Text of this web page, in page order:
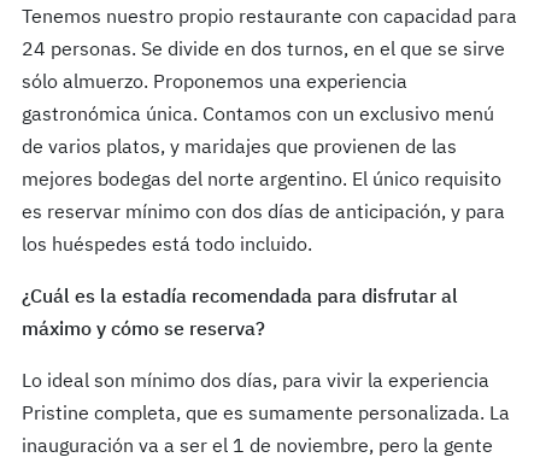
Tenemos nuestro propio restaurante con capacidad para
24 personas. Se divide en dos turnos, en el que se sirve
sólo almuerzo. Proponemos una experiencia
gastronómica única. Contamos con un exclusivo menú
de varios platos, y maridajes que provienen de las
mejores bodegas del norte argentino. El único requisito
es reservar mínimo con dos días de anticipación, y para
los huéspedes está todo incluido.
¿Cuál es la estadía recomendada para disfrutar al
máximo y cómo se reserva?
Lo ideal son mínimo dos días, para vivir la experiencia
Pristine completa, que es sumamente personalizada. La
inauguración va a ser el 1 de noviembre, pero la gente